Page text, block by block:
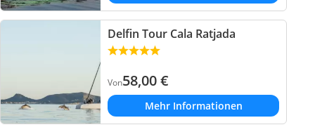
Delfin Tour Cala Ratjada
Von58,00€
Mehr Informationen